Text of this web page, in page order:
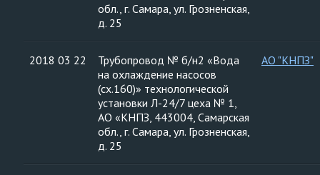
обл., г. Самара, ул. Грозненская,
д. 25
2018 03 22
Трубопровод № б/н2 «Вода
на охлаждение насосов
(сх.160)» технологической
установки Л-24/7 цеха № 1,
АО «КНПЗ, 443004, Самарская
обл., г. Самара, ул. Грозненская,
д. 25
АО "КНПЗ"